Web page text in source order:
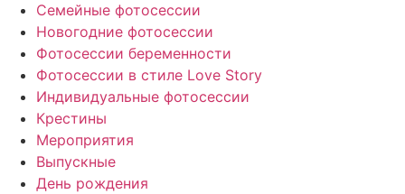
Семейные фотосессии
Новогодние фотосессии
Фотосессии беременности
Фотосессии в стиле Love Story
Индивидуальные фотосессии
Крестины
Мероприятия
Выпускные
День рождения